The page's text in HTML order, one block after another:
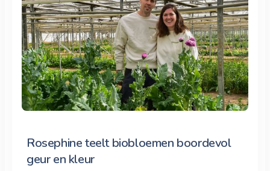
Rosephine teelt biobloemen boordevol
geur en kleur